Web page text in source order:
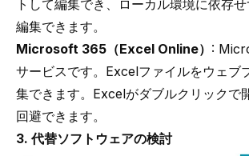
トして編集でき、ローカル環境に依存
編集できます。
Microsoft 365（Excel Online） :
サービスです。Excelファイルをウェブ
集できます。Excelがダブルクリックで
回避できます。
3. 代替ソフトウェアの検討